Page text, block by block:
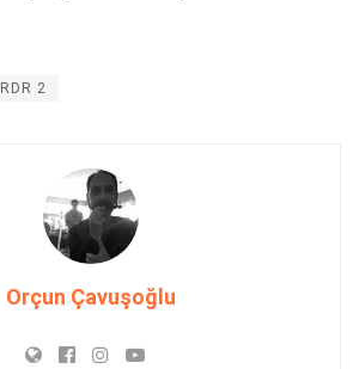
RDR 2
Orçun Çavuşoğlu